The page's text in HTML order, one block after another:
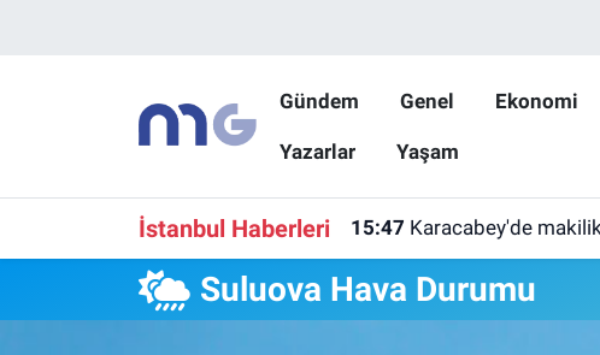
Gündem Genel Ekonomi
Yazarlar Yaşam
İstanbul Haberleri 15:47 Karacabey'de
Suluova Hava Durumu
Hava Durumu
İstanbul Namaz Vakitleri
Trafik Durumu